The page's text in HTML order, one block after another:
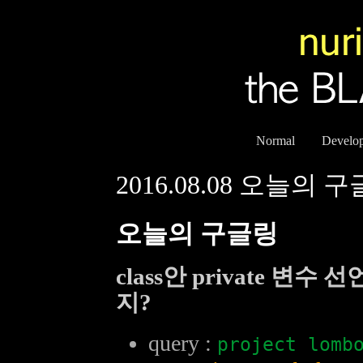
Normal
2016.08.08 오늘의 구
오늘의 구글링
class안 private 변수 선
지?
query : project